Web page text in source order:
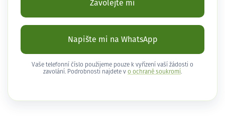
Zavolejte mi
Napište mi na WhatsApp
Vaše telefonní číslo použijeme pouze k vyřízení vaší žádosti o
zavolání. Podrobnosti najdete v o ochraně soukromí .